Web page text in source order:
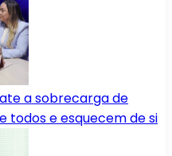
a sobrecarga de
todos e esquecem de si